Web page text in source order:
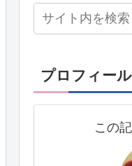
プロフィール
この